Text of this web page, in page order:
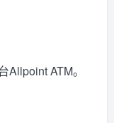
Allpoint ATM。